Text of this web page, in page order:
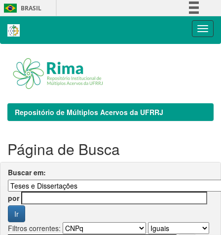
Skip
navigation
BRASIL
Repositório de Múltiplos Acervos da UFRRJ
Página de Busca
Buscar em:
por
Filtros correntes: